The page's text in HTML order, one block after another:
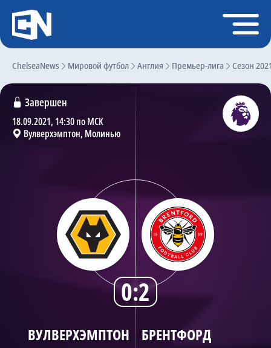
ChelseaNews Мировой футбол Англия Премьер-лига Сезон
ВУЛВЕРХЭМПТОН БРЕНТФОРД
Завершен
18.09.2021, 14:30 по МСК
Вулверхэмптон, Молинью
0:2
Регистрация
Главная
Чат
Трансферы
Статистика
Календарь игр
Состав команды
Поиск по сайту
О сайте